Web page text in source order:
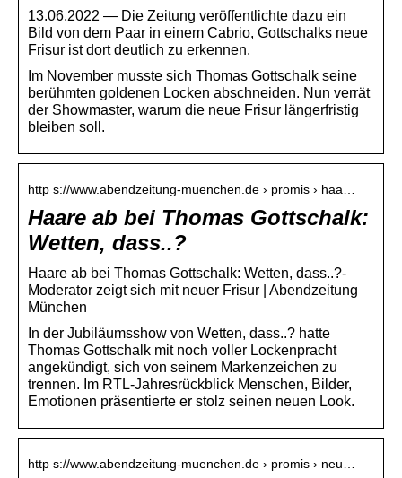
13.06.2022 — Die Zeitung veröffentlichte dazu ein
Bild von dem Paar in einem Cabrio, Gottschalks neue
Frisur ist dort deutlich zu erkennen.
Im November musste sich Thomas Gottschalk seine
berühmten goldenen Locken abschneiden. Nun verrät
der Showmaster, warum die neue Frisur längerfristig
bleiben soll.
http s://www.abendzeitung-muenchen.de › promis › haa…
Haare ab bei Thomas Gottschalk:
Wetten, dass..?
Haare ab bei Thomas Gottschalk: Wetten, dass..?-
Moderator zeigt sich mit neuer Frisur | Abendzeitung
München
In der Jubiläumsshow von Wetten, dass..? hatte
Thomas Gottschalk mit noch voller Lockenpracht
angekündigt, sich von seinem Markenzeichen zu
trennen. Im RTL-Jahresrückblick Menschen, Bilder,
Emotionen präsentierte er stolz seinen neuen Look.
http s://www.abendzeitung-muenchen.de › promis › neu…